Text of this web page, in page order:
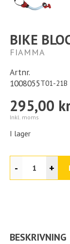
BIKE
FIAMMA
Artnr.
1008055T01-21B
295,00
Inkl. moms
I lager
- +
BESKRIVNING